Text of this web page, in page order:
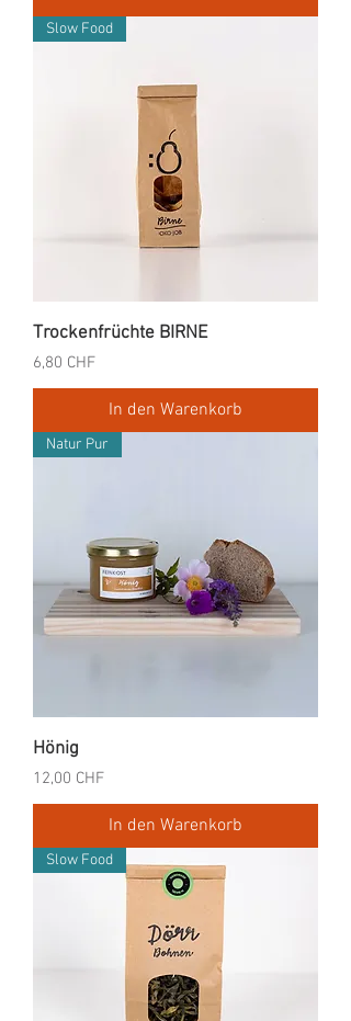
Slow Food
Trockenfrüchte BIRNE
Preis
6,80 CHF
In den Warenkorb
Natur Pur
Hönig
Preis
12,00 CHF
In den Warenkorb
Slow Food